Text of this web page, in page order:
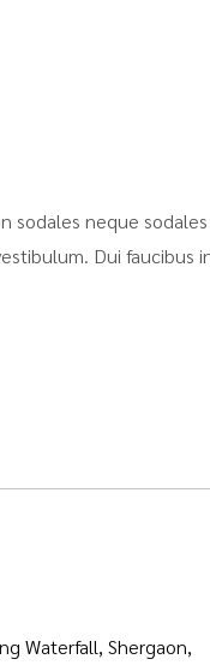
sodales neque
Dui faucibus
Waterfall, Shergaon,